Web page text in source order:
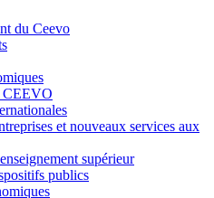
du Ceevo
CEEVO
et nouveaux services aux
supérieur
publics